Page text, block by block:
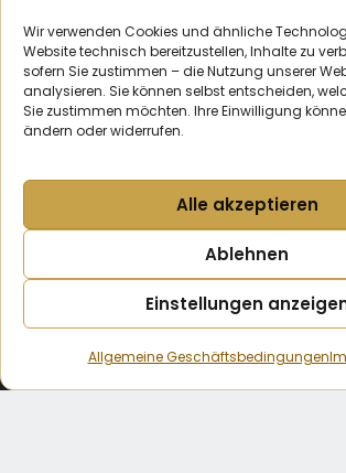
Wir verwenden Cookies und ähnliche
Website technisch bereitzustellen, Inhalte zu
sofern Sie zustimmen – die Nutzung unserer
analysieren. Sie können selbst entscheiden,
Sie zustimmen möchten. Ihre Einwilligung
ändern oder widerrufen.
Alle akzeptieren
Ablehnen
Einstellungen
Allgemeine Geschäftsbedingungen
Palladiumpreis
Ankauf
Silberankauf Berlin
Platinankauf Berlin
Kontakt AGB
Datenschutz
Impressum Alte
2026© Alle Rechte vorbehalten. Alle Bilder
Kontaktieren Sie uns
Open chaty